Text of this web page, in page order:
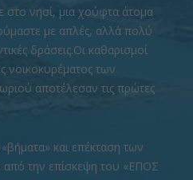
νησί, μια χούφτα άτομα
με απλές, αλλά πολύ
δράσεις.Οι καθαρισμοί
νοικοκυρέματος των
αποτέλεσαν τις πρώτες
και επέκταση των
από την επίσκεψη του «ΕΠΟΣ